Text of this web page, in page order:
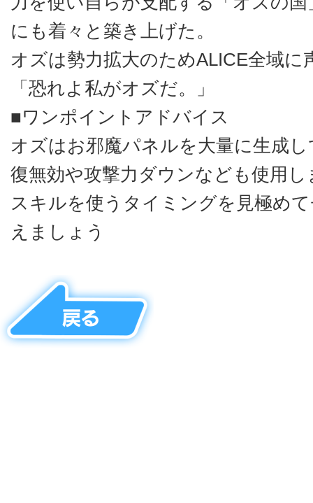
にも着々と築き上げた。
オズは勢力拡大のためALICE全域に
「恐れよ私がオズだ。」
■ワンポイントアドバイス
オズはお邪魔パネルを大量に生成
復無効や攻撃力ダウンなども使用し
スキルを使うタイミングを見極め
えましょう